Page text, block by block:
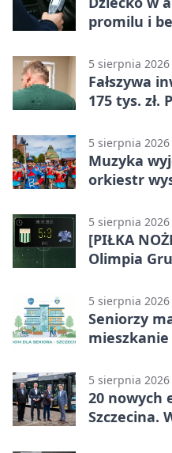
promilu i
5 sierpnia 2026
Fałszywa
175 tys. zł.
5 sierpnia 2026
Muzyka
orkiestr
5 sierpnia 2026
[PIŁKA
Olimpia
stracił
5 sierpnia 2026
Seniorzy
5 sierpnia 2026
20 nowych
Szczecina.